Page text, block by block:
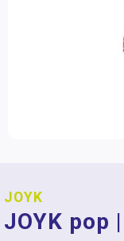
JOYK
JOYK pop